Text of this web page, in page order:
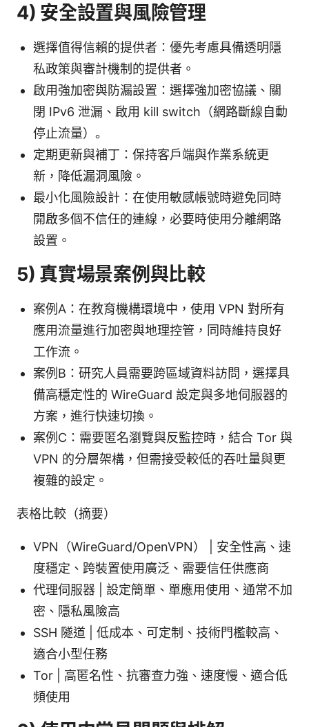
4) 安全設置與風險管理
選擇值得信賴的提供者：優先考慮具備透明隱
私政策與審計機制的提供者。
啟用強加密與防漏設置：選擇強加密協議、關
閉 IPv6 泄漏、啟用 kill switch（網路斷線自動
停止流量）。
定期更新與補丁：保持客戶端與作業系統更
新，降低漏洞風險。
最小化風險設計：在使用敏感帳號時避免同時
開啟多個不信任的連線，必要時使用分離網路
設置。
5) 真實場景案例與比較
案例A：在教育機構環境中，使用 VPN 對所有
應用流量進行加密與地理控管，同時維持良好
工作流。
案例B：研究人員需要跨區域資料訪問，選擇具
備高穩定性的 WireGuard 設定與多地伺服器的
方案，進行快速切換。
案例C：需要匿名瀏覽與反監控時，結合 Tor 與
VPN 的分層架構，但需接受較低的吞吐量與更
複雜的設定。
表格比較（摘要）
VPN（WireGuard/OpenVPN） | 安全性高、速
度穩定、跨裝置使用廣泛、需要信任供應商
代理伺服器 | 設定簡單、單應用使用、通常不加
密、隱私風險高
SSH 隧道 | 低成本、可定制、技術門檻較高、
適合小型任務
Tor | 高匿名性、抗審查力強、速度慢、適合低
頻使用